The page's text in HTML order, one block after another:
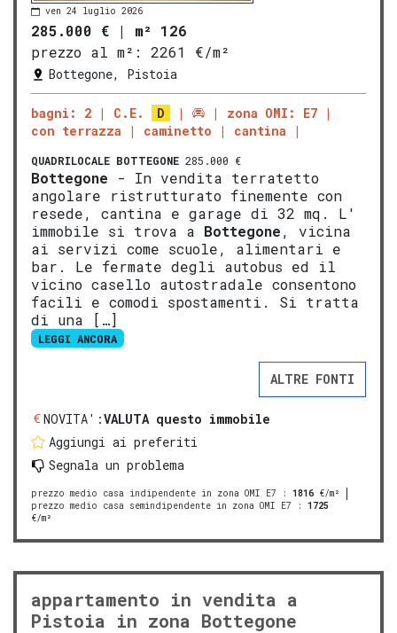
ven 24 luglio 2026
285.000 € | m² 126
prezzo al m²:
2261 €/m²
Bottegone, Pistoia
bagni: 2 C.E. D
zona OMI: E7
con terrazza
caminetto cantina
QUADRILOCALE BOTTEGONE 285.000 €
Bottegone - In vendita terratetto
angolare ristrutturato finemente con
resede, cantina e garage di 32 mq. L'
immobile si trova a Bottegone, vicina
ai servizi come scuole, alimentari e
bar. Le fermate degli autobus ed il
vicino casello autostradale consentono
facili e comodi spostamenti. Si tratta
di una […]
LEGGI ANCORA
ALTRE FONTI
NOVITA':VALUTA questo immobile
Aggiungi ai preferiti
Segnala un problema
prezzo medio casa indipendente in zona OMI E7 : 1816 €/m²
prezzo medio casa semindipendente in zona OMI E7 : 1725
€/m²
appartamento in vendita a
Pistoia in zona Bottegone